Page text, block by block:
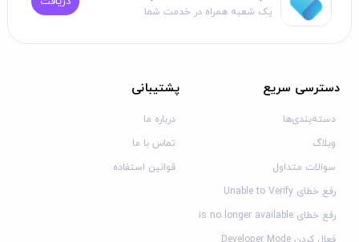
همین سادگی امضای ملت برای آیفون پس از نصب، آماده
دانلود امضای ملت برای آیفون با لینک مستقیم
از اپ‌استار
نصب امضای ملت از اپ استار مزایای زیادی دارد که از جمله
آن‌ها می‌توان به دسترسی سریع به تمام اپلیکیشن‌ها، گذر از
تحریم‌های اپل و دانلود رایگان برنامه‌ها اشاره کرد. اپ استار به
عنوان جایگزین اپ استور اپل، امکان دانلود امضای ملت برای
آیفون بدون نیاز به اپل آیدی را ممکن می‌سازد و در کنار این
یک شعبه همراه در خدمت شما
دسترسی سریع
دسته‌بندی‌ها
وبلاگ
سوالات متداول
رفع خطای Unable to Verify
رفع خطای is no longer available
پشتیبانی
درباره ما
تماس با ما
قوانین استفاده